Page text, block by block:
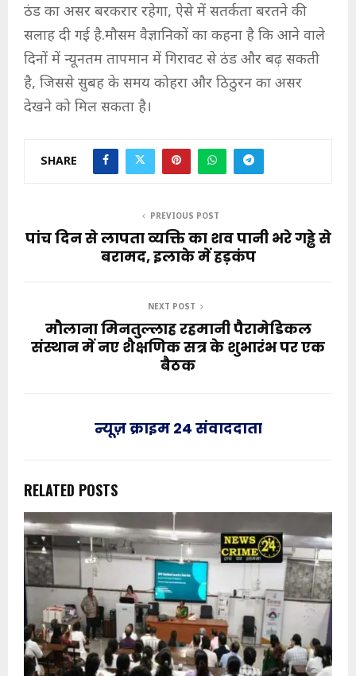
ठंड का असर बरकरार रहेगा, ऐसे में सतर्कता बरतने की
सलाह दी गई है.मौसम वैज्ञानिकों का कहना है कि आने वाले
दिनों में न्यूनतम तापमान में गिरावट से ठंड और बढ़ सकती
है, जिससे सुबह के समय कोहरा और ठिठुरन का असर
देखने को मिल सकता है।
SHARE
PREVIOUS POST
पांच दिन से लापता व्यक्ति का शव पानी भरे गड्ढे से
बरामद, इलाके में हड़कंप
NEXT POST
मौलाना मिनतुल्लाह रहमानी पैरामेडिकल
संस्थान में नए शैक्षणिक सत्र के शुभारंभ पर एक
बैठक
न्यूज़ क्राइम 24 संवाददाता
RELATED POSTS